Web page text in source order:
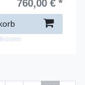
760,00 € *